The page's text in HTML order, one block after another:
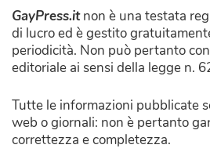
GayPress.itnon è una testata
di lucro ed è gestito
periodicità. Non può pertanto
editoriale ai sensi della legge n.
Tutte le informazioni pubblicate
web o giornali: non è pertanto
correttezza e completezza.